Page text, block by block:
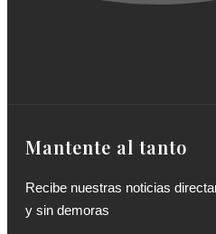
Mantente al tanto
Recibe nuestras noticias
y sin demoras